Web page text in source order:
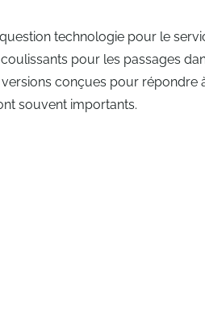
technologie pour le
pour les passages
conçues pour répondre
souvent importants.